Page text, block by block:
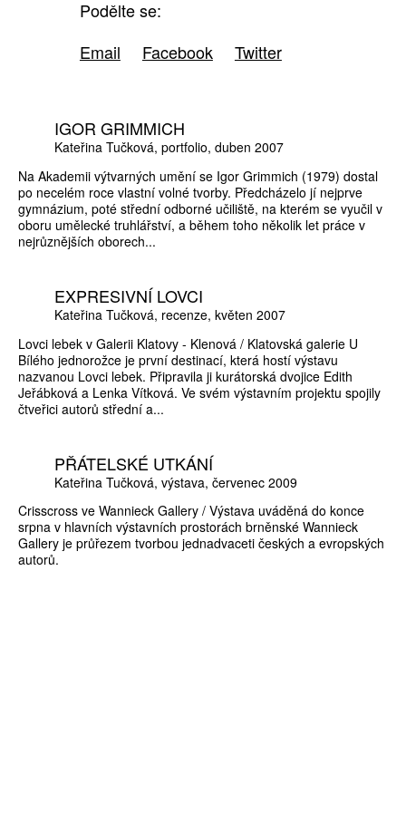
Podělte se:
Email
Facebook Twitter
IGOR GRIMMICH
Kateřina Tučková portfolio duben 2007
Na Akademii výtvarných umění se Igor Grimmich (1979) dostal
po necelém roce vlastní volné tvorby. Předcházelo jí nejprve
gymnázium, poté střední odborné učiliště, na kterém se vyučil v
oboru umělecké truhlářství, a během toho několik let práce v
nejrůznějších oborech...
EXPRESIVNÍ LOVCI
Kateřina Tučková recenze květen 2007
Lovci lebek v Galerii Klatovy - Klenová / Klatovská galerie U
Bílého jednorožce je první destinací, která hostí výstavu
nazvanou Lovci lebek. Připravila ji kurátorská dvojice Edith
Jeřábková a Lenka Vítková. Ve svém výstavním projektu spojily
čtveřici autorů střední a...
PŘÁTELSKÉ UTKÁNÍ
Kateřina Tučková výstava červenec 2009
Crisscross ve Wannieck Gallery / Výstava uváděná do konce
srpna v hlavních výstavních prostorách brněnské Wannieck
Gallery je průřezem tvorbou jednadvaceti českých a evropských
autorů.